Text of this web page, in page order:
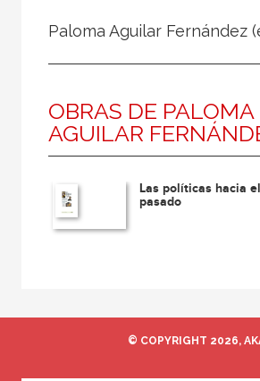
Coordinador
Editor
Escritor
Escritora
Traductor
Paloma Aguilar Fernández
OBRAS DE PALOMA
AGUILAR
Las políticas hacia el
pasado
© COPYRIGHT 2026,